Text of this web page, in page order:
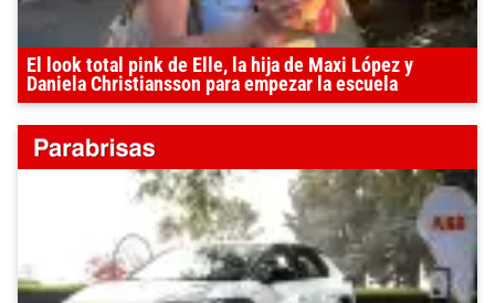
El look total pink de Elle, la hija de Maxi López y
Daniela Christiansson para empezar la escuela